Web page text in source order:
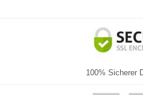
100% Sicherer